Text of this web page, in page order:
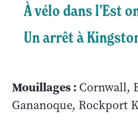
À vélo dans l’Est
Un arrêt à
Mouillages : Cornwall,
Gananoque, Rockport